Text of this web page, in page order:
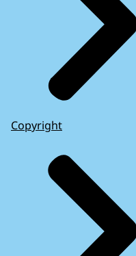
Copyright